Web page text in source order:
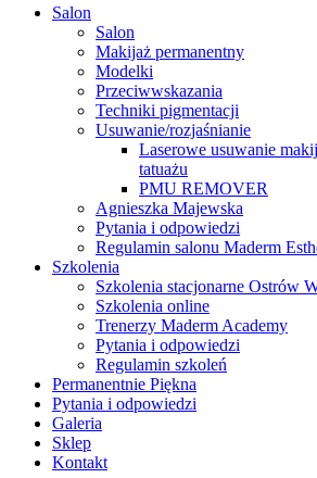
Close
Salon
Salon
Makijaż permanentny
Modelki
Przeciwwskazania
Techniki pigmentacji
Usuwanie/rozjaśnianie
Laserowe usuwanie
tatuażu
PMU REMOVER
Agnieszka Majewska
Pytania i odpowiedzi
Regulamin salonu Maderm
Szkolenia
Szkolenia stacjonarne Ostrów
Szkolenia online
Trenerzy Maderm Academy
Pytania i odpowiedzi
Regulamin szkoleń
Permanentnie Piękna
Pytania i odpowiedzi
Galeria
Sklep
Kontakt